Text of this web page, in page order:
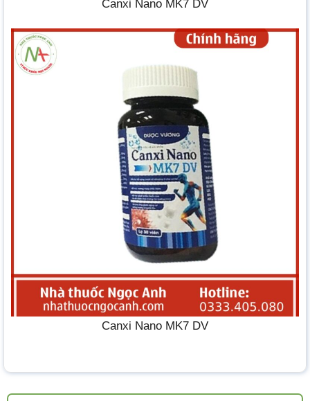
Canxi Nano MK7 DV
Canxi Nano MK7 DV